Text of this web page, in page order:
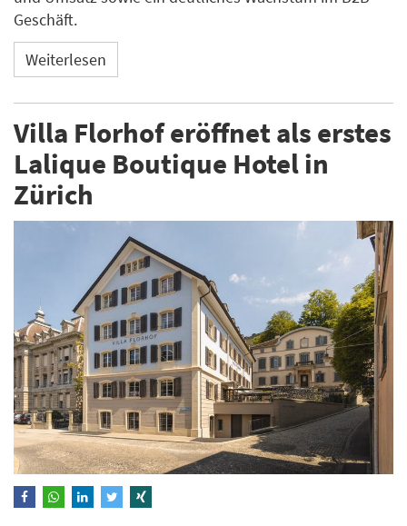
Geschäft.
Weiterlesen
Villa Florhof eröffnet als erstes
Lalique Boutique Hotel in
Zürich